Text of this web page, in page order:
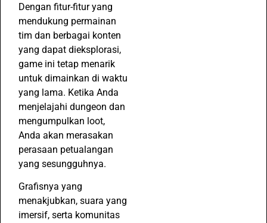
Dengan fitur-fitur yang
mendukung permainan
tim dan berbagai konten
yang dapat dieksplorasi,
game ini tetap menarik
untuk dimainkan di waktu
yang lama. Ketika Anda
menjelajahi dungeon dan
mengumpulkan loot,
Anda akan merasakan
perasaan petualangan
yang sesungguhnya.
Grafisnya yang
menakjubkan, suara yang
imersif, serta komunitas